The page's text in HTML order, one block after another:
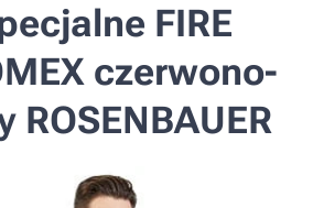
FIRE
czerwono-
ROSENBAUER